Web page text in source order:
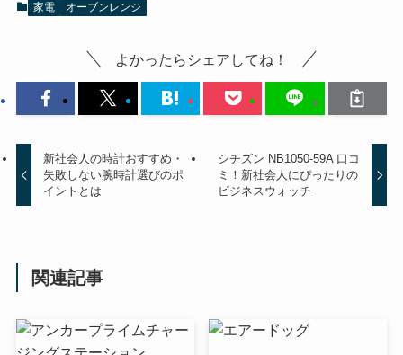
家電 オーブンレンジ
よかったらシェアしてね！
新社会人の時計おすすめ・
失敗しない腕時計選びのポ
イントとは
シチズン NB1050-59A 口コ
ミ！新社会人にぴったりの
ビジネスウォッチ
関連記事